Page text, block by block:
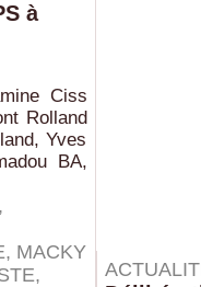
à
Ciss
Rolland
Yves
BA,
,
, MACKY
,